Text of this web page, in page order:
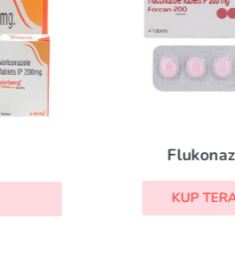
KUP